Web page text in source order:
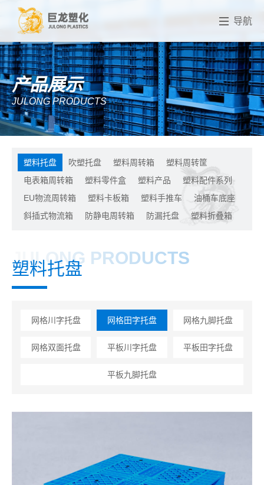
导航
产品展示
JULONG PRODUCTS
塑料托盘 吹塑托盘 塑料周转箱
塑料周转筐
电表箱周转箱
塑料零件盒 塑料产品
塑料配件系列
EU物流周转箱
塑料卡板箱 塑料手推车
油桶车底座
斜插式物流箱
防静电周转箱 防漏托盘 塑料折叠箱
JULONG PRODUCTS
塑料托盘
网格川字托盘 网格田字托盘 网格九脚托盘
网格双面托盘 平板川字托盘 平板田字托盘
平板九脚托盘